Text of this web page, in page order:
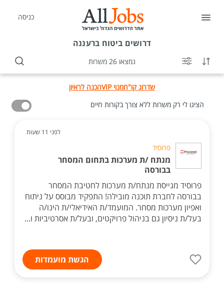
כניסה
דרושים ביטוח ברעננה
נמצאו 26 משרות
שדרוג קו"חמנוי VIP
הכנה לראיון
הציגו לי רק משרות ללא צורך בקורות חיים
לפני 11 שעות
פרוסיד
מנתח /ת מערכות בתחום המסחר
בבורסה
פרוסיד מגייסת מנתח/ת מערכות לחטיבת המסחר
בבורסה לחברת תוכנה מובילה! התפקיד מבוסס על ניתוח
ואפיון מערכות מסחר. המועמד/ת האידיאלי/ת הינו/ה
בעל/ת ניסיון גם בניהול פרויקטים, ובעל/ת אסרטיביות ו...
הגשת מועמדות